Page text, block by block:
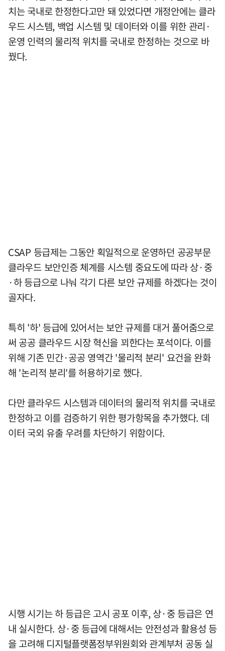
치는 국내로 한정한다고만 돼 있었다면 개정안에는 클라
우드 시스템, 백업 시스템 및 데이터와 이를 위한 관리·
운영 인력의 물리적 위치를 국내로 한정하는 것으로 바
꿨다.
CSAP 등급제는 그동안 획일적으로 운영하던 공공부문
클라우드 보안인증 체계를 시스템 중요도에 따라 상·중
·하 등급으로 나눠 각기 다른 보안 규제를 하겠다는 것이
골자다.
특히 '하' 등급에 있어서는 보안 규제를 대거 풀어줌으로
써 공공 클라우드 시장 혁신을 꾀한다는 포석이다. 이를
위해 기존 민간·공공 영역간 '물리적 분리' 요건을 완화
해 '논리적 분리'를 허용하기로 했다.
다만 클라우드 시스템과 데이터의 물리적 위치를 국내로
한정하고 이를 검증하기 위한 평가항목을 추가했다. 데
이터 국외 유출 우려를 차단하기 위함이다.
시행 시기는 하 등급은 고시 공포 이후, 상·중 등급은 연
내 실시한다. 상·중 등급에 대해서는 안전성과 활용성 등
을 고려해 디지털플랫폼정부위원회와 관계부처 공동 실